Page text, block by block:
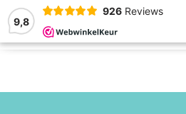
9,8
926 Reviews
MENU